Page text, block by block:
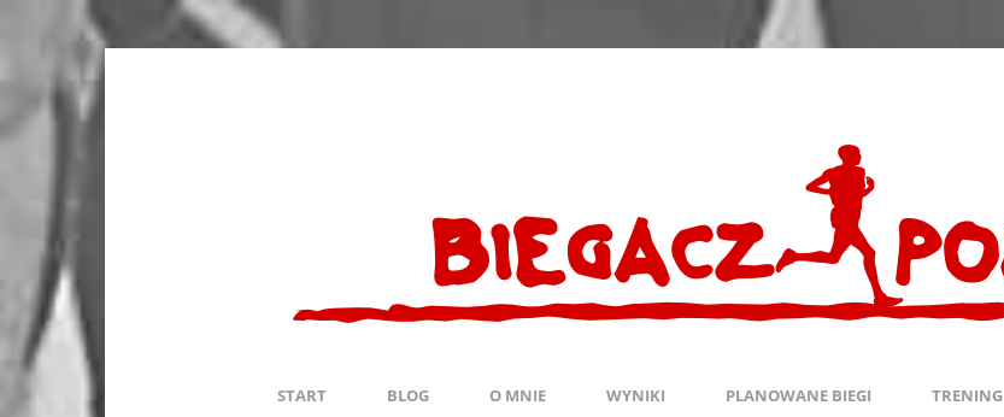
START BLOG O MNIE WYNIKI PLANOWANE BIEGI TRENING